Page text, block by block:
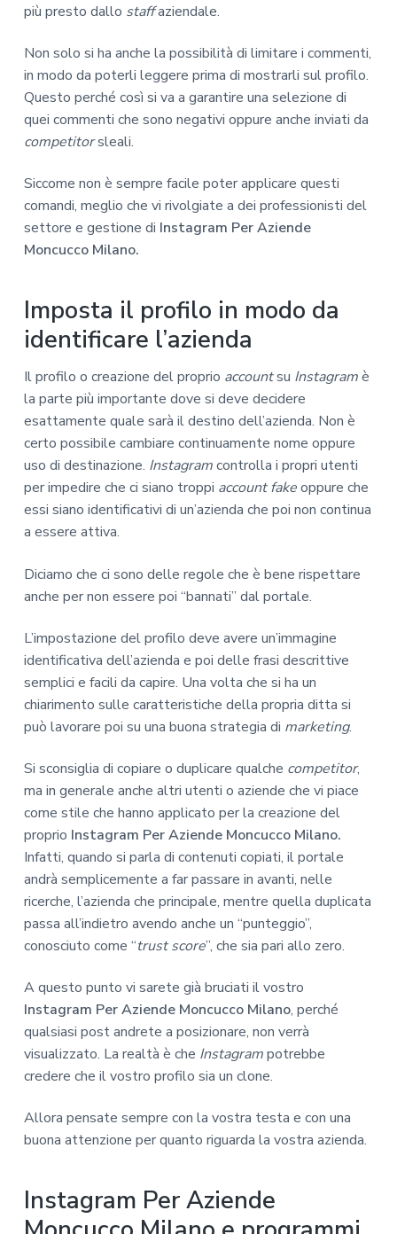
più presto dallo staffaziendale.
Non solo si ha anche la possibilità di limitare i commenti,
in modo da poterli leggere prima di mostrarli sul profilo.
Questo perché così si va a garantire una selezione di
quei commenti che sono negativi oppure anche inviati da
competitorsleali.
Siccome non è sempre facile poter applicare questi
comandi, meglio che vi rivolgiate a dei professionisti del
settore e gestione di Instagram Per Aziende
Moncucco Milano.
Imposta il profilo in modo da
identificare l’azienda
Il profilo o creazione del proprio accountsu Instagramè
la parte più importante dove si deve decidere
esattamente quale sarà il destino dell’azienda. Non è
certo possibile cambiare continuamente nome oppure
uso di destinazione. Instagramcontrolla i propri utenti
per impedire che ci siano troppi account fakeoppure che
essi siano identificativi di un’azienda che poi non continua
a essere attiva.
Diciamo che ci sono delle regole che è bene rispettare
anche per non essere poi “bannati” dal portale.
L’impostazione del profilo deve avere un’immagine
identificativa dell’azienda e poi delle frasi descrittive
semplici e facili da capire. Una volta che si ha un
chiarimento sulle caratteristiche della propria ditta si
può lavorare poi su una buona strategia di marketing.
Si sconsiglia di copiare o duplicare qualche competitor,
ma in generale anche altri utenti o aziende che vi piace
come stile che hanno applicato per la creazione del
proprio Instagram Per Aziende Moncucco Milano.
Infatti, quando si parla di contenuti copiati, il portale
andrà semplicemente a far passare in avanti, nelle
ricerche, l’azienda che principale, mentre quella duplicata
passa all’indietro avendo anche un “punteggio”,
conosciuto come “trust score”, che sia pari allo zero.
A questo punto vi sarete già bruciati il vostro
Instagram Per Aziende Moncucco Milano, perché
qualsiasi post andrete a posizionare, non verrà
visualizzato. La realtà è che Instagrampotrebbe
credere che il vostro profilo sia un clone.
Allora pensate sempre con la vostra testa e con una
buona attenzione per quanto riguarda la vostra azienda.
Instagram Per Aziende